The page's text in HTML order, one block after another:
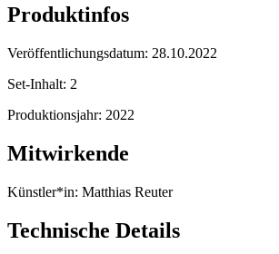
Produktinfos
Veröffentlichungsdatum: 28.10.2022
Set-Inhalt: 2
Produktionsjahr: 2022
Mitwirkende
Künstler*in: Matthias Reuter
Technische Details